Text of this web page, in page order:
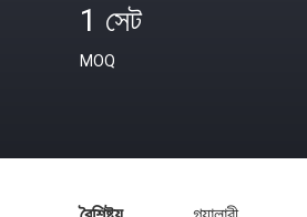
1 সেট
MOQ